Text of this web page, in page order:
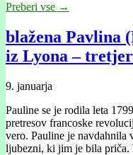
Preberi vse →
blažena Pavlina
iz Lyona –
9. januarja
Pauline se je rodila leta
pretresov francoske
vero. Pauline je navdahnila
ljubezni, ki jim je bila